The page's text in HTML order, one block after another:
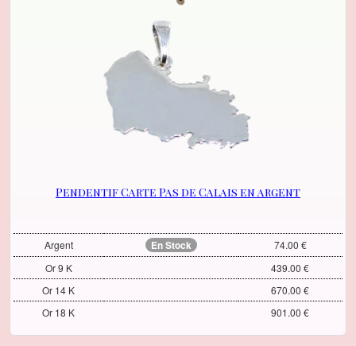
Pendentif Carte Pas de Calais en argent
Argent En Stock
74.00 €
Or 9 K
439.00 €
Or 14 K
670.00 €
Or 18 K
901.00 €